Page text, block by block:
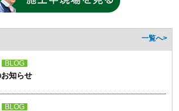
一覧へ>
BLOG
知らせ
BLOG